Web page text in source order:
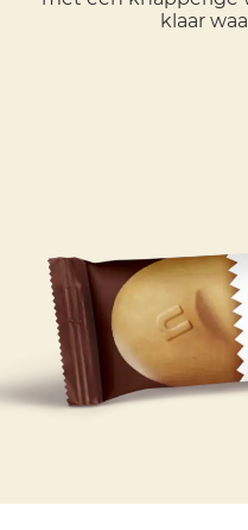
klaar